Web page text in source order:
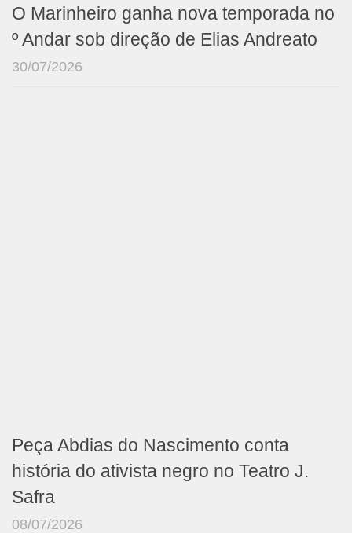
O Marinheiro ganha nova temporada no
º Andar sob direção de Elias Andreato
30/07/2026
Peça Abdias do Nascimento conta
história do ativista negro no Teatro J.
Safra
08/07/2026